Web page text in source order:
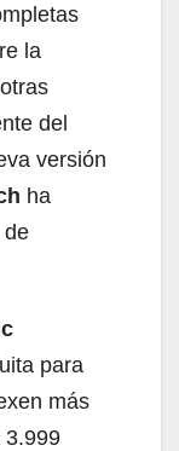
la
del
versión
ha
de
para
más
3.999